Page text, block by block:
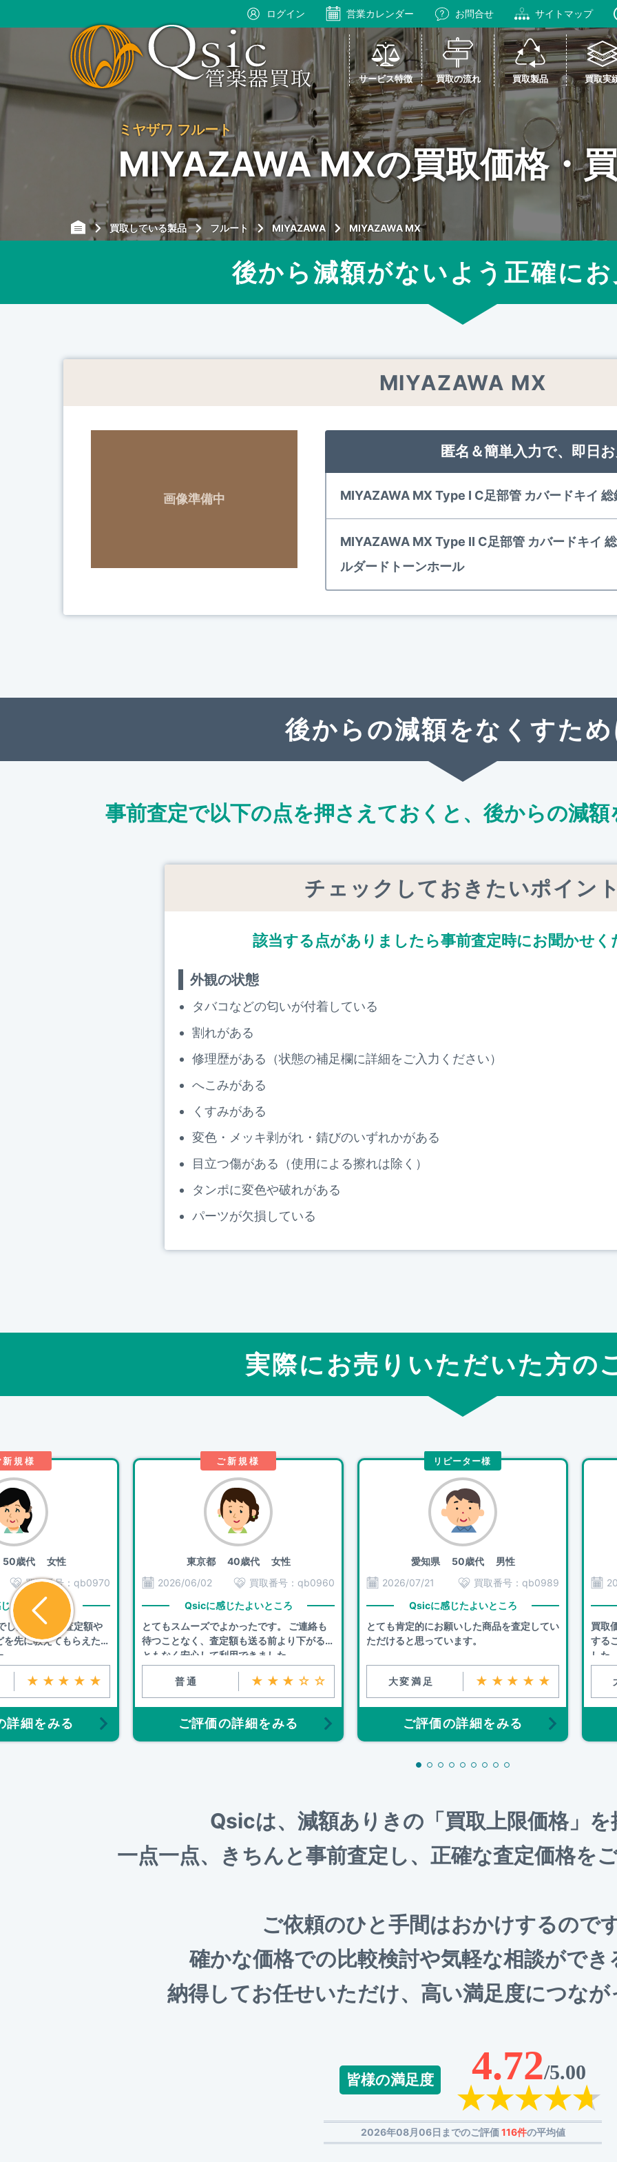
ログイン 営業カレンダー お問合せ サイトマップ
サービス特徴 買取の流れ 買取製品 買取実
ミヤザワ フルート
MIYAZAWA MXの買取価格・
買取している製品 フルート MIYAZAWA MIYAZAWA MX
後から減額がないよう正確に
MIYAZAWA MX
画像準備中
匿名＆簡単入力で、即日
MIYAZAWA MX Type I C足部管 カバードキイ 総
MIYAZAWA MX Type II C足部管 カバードキイ
ルダードトーンホール
後からの減額をなくすた
事前査定で以下の点を押さえておくと、後からの減
チェックしておきたいポイン
該当する点がありましたら事前査定時にお聞かせく
外観の状態
タバコなどの匂いが付着している
割れがある
修理歴がある（状態の補足欄に詳細をご入力ください）
へこみがある
くすみがある
変色・メッキ剥がれ・錆びのいずれかがある
目立つ傷がある（使用による擦れは除く）
タンポに変色や破れがある
パーツが欠損している
実際にお売りいただいた方の
新規様
歳代 女性
買取番号： qb0970
たよいところ
したが、事前査定額や
先に教えてもらえたの
★★★★★
詳細をみる
ご新規様
東京都40歳代 女性
2026/06/02
買取番号： qb0960
Qsicに感じたよいところ
とてもスムーズでよかったです。 ご連絡も
待つことなく、査定額も送る前より下がるこ
ともなく安心して利用できました。
普通 ★★★☆☆
ご評価の詳細をみる
リピーター様
愛知県50歳代 男性
2026/07/21
買取番号： qb0989
Qsicに感じたよいところ
とても肯定的にお願いした商品を査定してい
ただけると思っています。
大変満足 ★★★★★
ご評価の詳細をみる
買取
する
した
Qsicは、減額ありきの「買取上限価格」
一点一点、きちんと事前査定し、正確な査定価格を
ご依頼のひと手間はおかけするので
確かな価格での比較検討や気軽な相談がで
納得してお任せいただけ、高い満足度につな
皆様の満足度 4.72/5.00
2026年08月06日までのご評価116件の平均値